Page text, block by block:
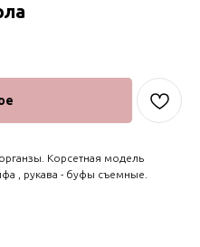
Корсетная модель
, рукава - буфы съемные.